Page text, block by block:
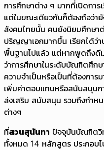
การศึกษาต่าง ๆ มากที่เปิดกา
แต่ในขณะเดียวกันก็ต้องถือว่า
สังคมไทยนั้น คนยังนิยมศึกษา
ปริญญาเอกมากขึ้น เรียกได้ว่
พื้นฐานไปแล้ว แต่หากพูดถึงดี
ว่าการศึกษาในระดับบัณฑิตศึ
ความจำเป็นหรือเป็นที่ต้องกา
เพิ่มค่าตอบแทนหรือสนับสนุน
ส่งเสริม สนับสนุน รวมถึงกำหน
ต่างๆ
ที่สวนสุนันทา ปัจจุบันบัณฑิตวิ
ทั้งหมด 14 หลักสูตร ประกอบไ